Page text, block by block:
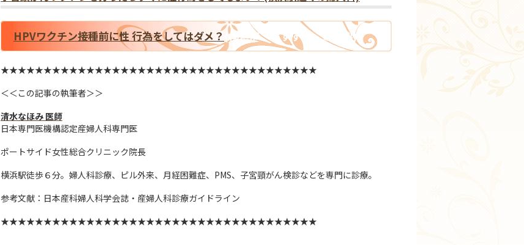
HPVワクチン接種前に性 行為をしてはダメ？ (横浜市 おすすめ 婦人科)
★★★★★★★★★★★★★★★★★★★★★★★★★★★★★★★★★★★★★
＜＜この記事の執筆者＞＞
清水なほみ 医師
日本専門医機構認定産婦人科専門医
ポートサイド女性総合クリニック院長
横浜駅徒歩６分。婦人科診療、ピル外来、月経困難症、PMS、子宮頸がん検診などを専門に診療。
参考文献：日本産科婦人科学会誌・産婦人科診療ガイドライン
★★★★★★★★★★★★★★★★★★★★★★★★★★★★★★★★★★★★★